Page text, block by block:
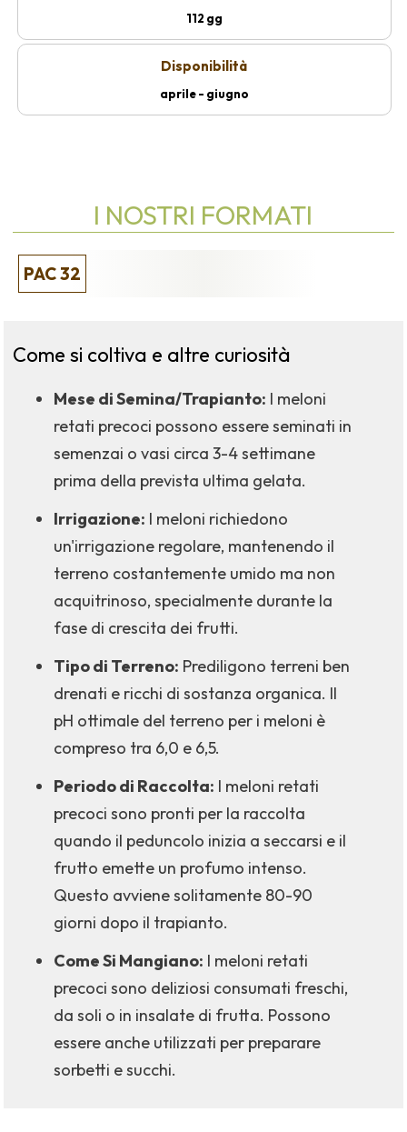
112 gg
Disponibilità
aprile - giugno
I NOSTRI FORMATI
PAC 32
Come si coltiva e altre curiosità
Mese di Semina/Trapianto: I meloni
retati precoci possono essere seminati in
semenzai o vasi circa 3-4 settimane
prima della prevista ultima gelata.
Irrigazione: I meloni richiedono
un'irrigazione regolare, mantenendo il
terreno costantemente umido ma non
acquitrinoso, specialmente durante la
fase di crescita dei frutti.
Tipo di Terreno: Prediligono terreni ben
drenati e ricchi di sostanza organica. Il
pH ottimale del terreno per i meloni è
compreso tra 6,0 e 6,5.
Periodo di Raccolta: I meloni retati
precoci sono pronti per la raccolta
quando il peduncolo inizia a seccarsi e il
frutto emette un profumo intenso.
Questo avviene solitamente 80-90
giorni dopo il trapianto.
Come Si Mangiano: I meloni retati
precoci sono deliziosi consumati freschi,
da soli o in insalate di frutta. Possono
essere anche utilizzati per preparare
sorbetti e succhi.